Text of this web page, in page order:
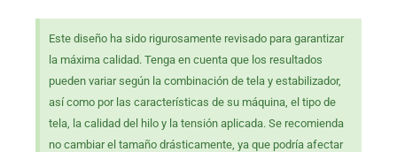
Este diseño ha sido rigurosamente revisado para garantizar
la máxima calidad. Tenga en cuenta que los resultados
pueden variar según la combinación de tela y estabilizador,
así como por las características de su máquina, el tipo de
tela, la calidad del hilo y la tensión aplicada. Se recomienda
no cambiar el tamaño drásticamente, ya que podría afectar